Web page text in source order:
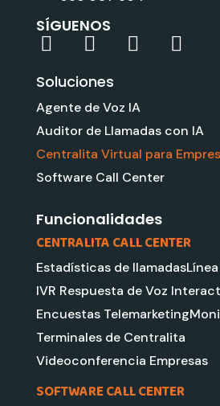
SÍGUENOS
L
n
k
e
d
i
n
Y
u
t
u
b
e
G
g
l
e
I
a
g
Soluciones
Agente de Voz IA
Auditor de Llamadas con IA
Centralita Virtual para
Software Call Center
Funcionalidades
CENTRALITA CALL CENTER
Estadísticas de llamadas
IVR Respuesta de Voz
Encuestas Telemarketing
Terminales de Centralita
Videoconferencia Empresas
SOFTWARE CALL CENTER